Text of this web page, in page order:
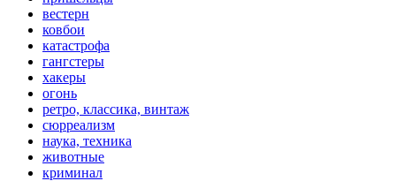
вестерн
ковбои
катастрофа
гангстеры
хакеры
огонь
ретро, классика, винтаж
сюрреализм
наука, техника
животные
криминал